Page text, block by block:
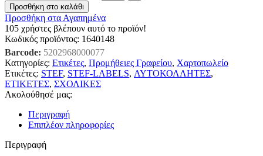
Προσθήκη στο καλάθι
Προσθήκη στα Αγαπημένα
105 χρήστες βλέπουν αυτό το προϊόν!
Κωδικός προϊόντος: 1640148
Barcode: 5202968000077
Κατηγορίες: Ετικέτες, Προμήθειες Γραφείου, Χαρτοπωλείο
Ετικέτες: STEF, STEF-LABELS, ΑΥΤΟΚΟΛΛΗΤΕΣ,
ΕΤΙΚΕΤΕΣ, ΣΧΟΛΙΚΕΣ
Ακολούθησέ μας:
Περιγραφή
Επιπλέον πληροφορίες
Περιγραφή